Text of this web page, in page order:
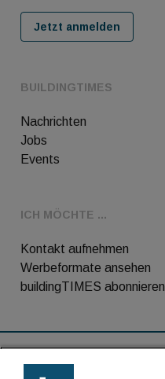
BUILDINGTIMES
Nachrichten
Jobs
Events
ICH MÖCHTE ...
Kontakt aufnehmen
Werbeformate ansehen
buildingTIMES abonnieren
Jetzt anmelden